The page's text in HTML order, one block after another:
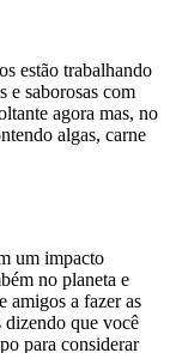
estão trabalhando
e saborosas com
agora mas, no
algas, carne
um impacto
no planeta e
amigos a fazer as
dizendo que você
para considerar